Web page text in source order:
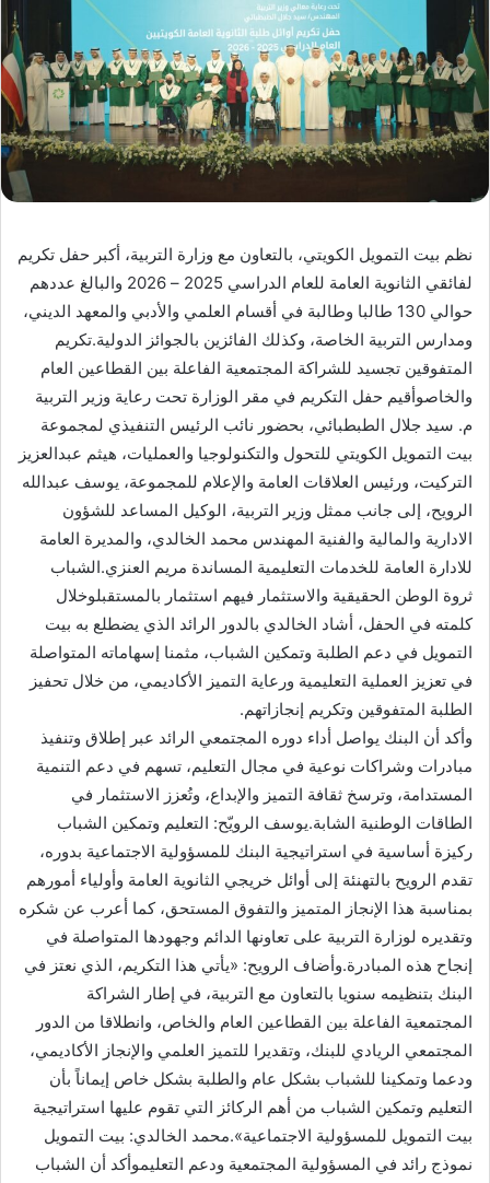
نظم بيت التمويل الكويتي، بالتعاون مع وزارة التربية، أكبر حفل تكريم
لفائقي الثانوية العامة للعام الدراسي 2025 – 2026 والبالغ عددهم
حوالي 130 طالبا وطالبة في أقسام العلمي والأدبي والمعهد الديني،
ومدارس التربية الخاصة، وكذلك الفائزين بالجوائز الدولية.تكريم
المتفوقين تجسيد للشراكة المجتمعية الفاعلة بين القطاعين العام
والخاصوأقيم حفل التكريم في مقر الوزارة تحت رعاية وزير التربية
م. سيد جلال الطبطبائي، بحضور نائب الرئيس التنفيذي لمجموعة
بيت التمويل الكويتي للتحول والتكنولوجيا والعمليات، هيثم عبدالعزيز
التركيت، ورئيس العلاقات العامة والإعلام للمجموعة، يوسف عبدالله
الرويح، إلى جانب ممثل وزير التربية، الوكيل المساعد للشؤون
الادارية والمالية والفنية المهندس محمد الخالدي، والمديرة العامة
للادارة العامة للخدمات التعليمية المساندة مريم العنزي.الشباب
ثروة الوطن الحقيقية والاستثمار فيهم استثمار بالمستقبلوخلال
كلمته في الحفل، أشاد الخالدي بالدور الرائد الذي يضطلع به بيت
التمويل في دعم الطلبة وتمكين الشباب، مثمنا إسهاماته المتواصلة
في تعزيز العملية التعليمية ورعاية التميز الأكاديمي، من خلال تحفيز
الطلبة المتفوقين وتكريم إنجازاتهم.
وأكد أن البنك يواصل أداء دوره المجتمعي الرائد عبر إطلاق وتنفيذ
مبادرات وشراكات نوعية في مجال التعليم، تسهم في دعم التنمية
المستدامة، وترسخ ثقافة التميز والإبداع، وتُعزز الاستثمار في
الطاقات الوطنية الشابة.يوسف الرويّح: التعليم وتمكين الشباب
ركيزة أساسية في استراتيجية البنك للمسؤولية الاجتماعية بدوره،
تقدم الرويح بالتهنئة إلى أوائل خريجي الثانوية العامة وأولياء أمورهم
بمناسبة هذا الإنجاز المتميز والتفوق المستحق، كما أعرب عن شكره
وتقديره لوزارة التربية على تعاونها الدائم وجهودها المتواصلة في
إنجاح هذه المبادرة.وأضاف الرويح: «يأتي هذا التكريم، الذي نعتز في
البنك بتنظيمه سنويا بالتعاون مع التربية، في إطار الشراكة
المجتمعية الفاعلة بين القطاعين العام والخاص، وانطلاقا من الدور
المجتمعي الريادي للبنك، وتقديرا للتميز العلمي والإنجاز الأكاديمي،
ودعما وتمكينا للشباب بشكل عام والطلبة بشكل خاص إيماناً بأن
التعليم وتمكين الشباب من أهم الركائز التي تقوم عليها استراتيجية
بيت التمويل للمسؤولية الاجتماعية».محمد الخالدي: بيت التمويل
نموذج رائد في المسؤولية المجتمعية ودعم التعليموأكد أن الشباب